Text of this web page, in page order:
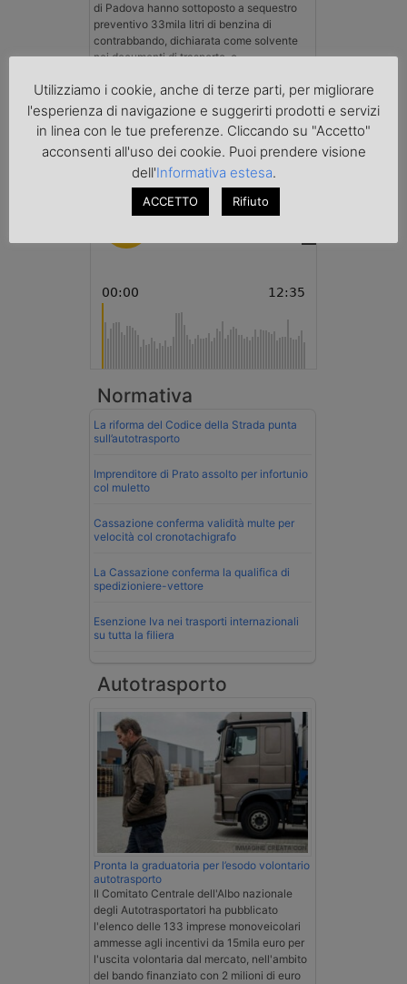
di Padova hanno sottoposto a sequestro
preventivo 33mila litri di benzina di
contrabbando, dichiarata come solvente
nei documenti di trasporto, e
contrabbando di prodotti petroliferi il
conducente ungherese del mezzo, fermato
al valico di Tarvisio.
Transpotalk
Normativa
La riforma del Codice della Strada punta
sull’autotrasporto
Imprenditore di Prato assolto per infortunio
col muletto
Cassazione conferma validità multe per
velocità col cronotachigrafo
La Cassazione conferma la qualifica di
spedizioniere-vettore
Esenzione Iva nei trasporti internazionali
su tutta la filiera
Autotrasporto
Pronta la graduatoria per l’esodo volontario
autotrasporto
Il Comitato Centrale dell'Albo nazionale
degli Autotrasportatori ha pubblicato
l'elenco delle 133 imprese monoveicolari
ammesse agli incentivi da 15mila euro per
l'uscita volontaria dal mercato, nell'ambito
del bando finanziato con 2 milioni di euro
Utilizziamo i cookie, anche di terze parti, per migliorare
l'esperienza di navigazione e suggerirti prodotti e servizi
in linea con le tue preferenze. Cliccando su "Accetto"
acconsenti all'uso dei cookie. Puoi prendere visione
dell'Informativa estesa.
ACCETTO Rifiuto